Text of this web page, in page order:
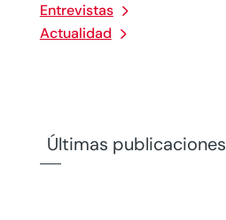
Entrevistas
Actualidad
Últimas publicaciones